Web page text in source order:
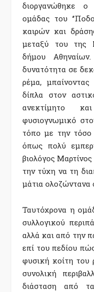
διοργανώθηκε ο
ομάδας του
καιρών και
μεταξύ του της
δήμου
δυνατότητα σε
ρέμα,
δίπλα στον
ανεκτίμητο
φυσιογνωμικό
τόπο με την τόσο
όπως πολύ
βιολόγος
την τύχη να τη
μάτια ολοζώντανα
Ταυτόχρονα η
συλλογικού
αλλά και από την
επί του πεδίου
φυσική κοίτη του
συνολική
διάσταση από